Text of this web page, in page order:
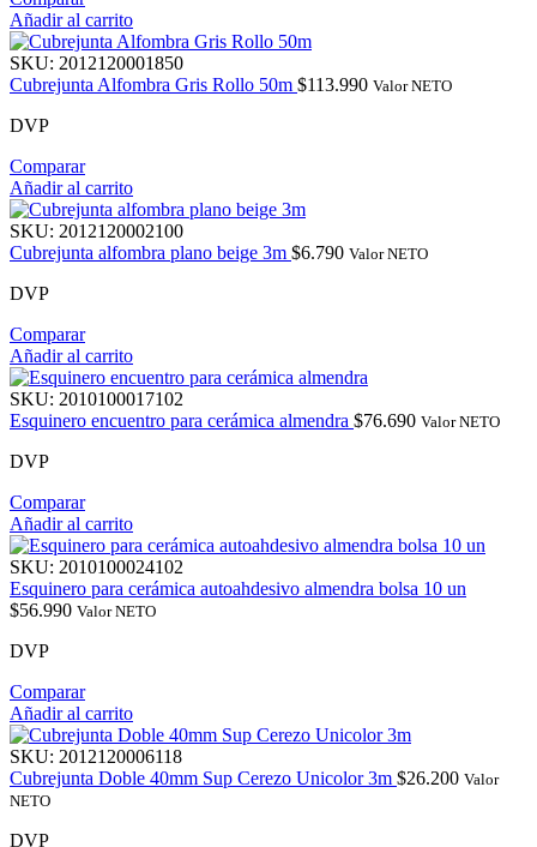
Añadir al carrito
SKU: 2012120001850
Cubrejunta Alfombra Gris Rollo 50m $113.990 Valor NETO
DVP
Comparar
Añadir al carrito
SKU: 2012120002100
Cubrejunta alfombra plano beige 3m $6.790 Valor NETO
DVP
Comparar
Añadir al carrito
SKU: 2010100017102
Esquinero encuentro para cerámica almendra $76.690 Valor NETO
DVP
Comparar
Añadir al carrito
SKU: 2010100024102
Esquinero para cerámica autoahdesivo almendra bolsa 10 un
$56.990 Valor NETO
DVP
Comparar
Añadir al carrito
SKU: 2012120006118
Cubrejunta Doble 40mm Sup Cerezo Unicolor 3m $26.200 Valor
NETO
DVP